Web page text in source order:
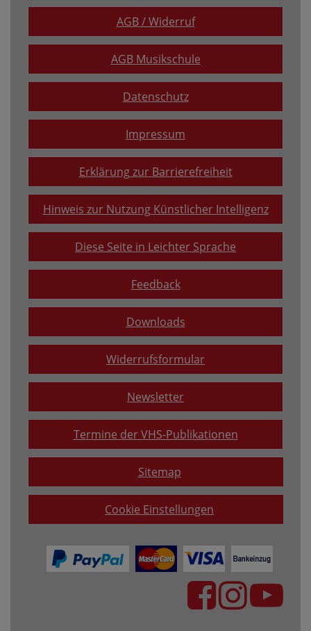
AGB / Widerruf
AGB Musikschule
Datenschutz
Impressum
Erklärung zur Barrierefreiheit
Hinweis zur Nutzung Künstlicher Intelligenz
Diese Seite in Leichter Sprache
Feedback
Downloads
Widerrufsformular
Newsletter
Termine der VHS-Publikationen
Sitemap
Cookie Einstellungen